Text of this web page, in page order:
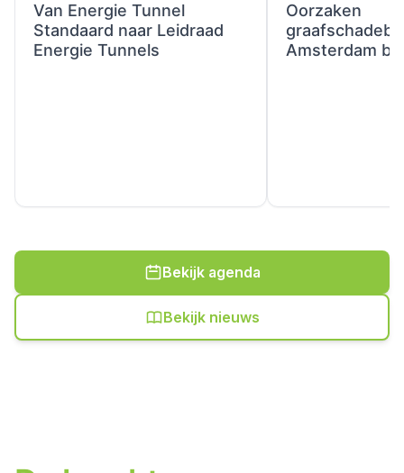
Van Energie Tunnel
Standaard naar Leidraad
Energie Tunnels
Oorzaken
Amsterdam
Bekijk agenda
Bekijk nieuws